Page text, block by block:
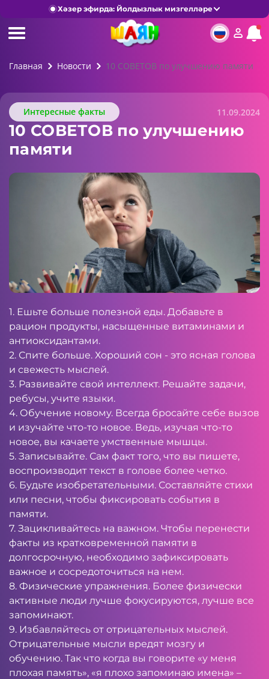
Хәзер эфирда: Йолдызлык мизгелләре
Главная Новости 10 СОВЕТОВ по улучшению памяти
Интересные факты 11.09.2024
10 СОВЕТОВ по улучшению
памяти
1. Ешьте больше полезной еды. Добавьте в
рацион продукты, насыщенные витаминами и
антиоксидантами.
2. Спите больше. Хороший сон - это ясная голова
и свежесть мыслей.
3. Развивайте свой интеллект. Решайте задачи,
ребусы, учите языки.
4. Обучение новому. Всегда бросайте себе вызов
и изучайте что-то новое. Ведь, изучая что-то
новое, вы качаете умственные мышцы.
5. Записывайте. Сам факт того, что вы пишете,
воспроизводит текст в голове более четко.
6. Будьте изобретательными. Составляйте стихи
или песни, чтобы фиксировать события в
памяти.
7. Зацикливайтесь на важном. Чтобы перенести
факты из кратковременной памяти в
долгосрочную, необходимо зафиксировать
важное и сосредоточиться на нем.
8. Физические упражнения. Более физически
активные люди лучше фокусируются, лучше все
запоминают.
9. Избавляйтесь от отрицательных мыслей.
Отрицательные мысли вредят мозгу и
обучению. Так что когда вы говорите «у меня
плохая память», «я плохо запоминаю имена» –